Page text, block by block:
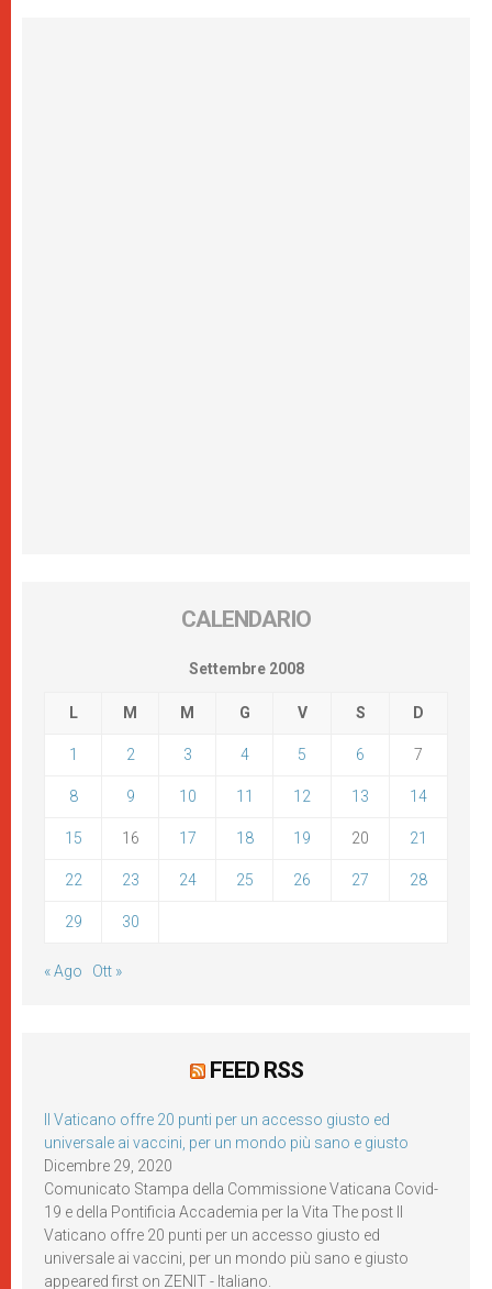
CALENDARIO
Settembre 2008
L M M G V S D
1 2 3 4 5 6 7
8 9 10 11 12 13 14
15 16 17 18 19 20 21
22 23 24 25 26 27 28
29 30
« Ago Ott »
FEED RSS
Il Vaticano offre 20 punti per un accesso giusto ed
universale ai vaccini, per un mondo più sano e giusto
Dicembre 29, 2020
Comunicato Stampa della Commissione Vaticana Covid-
19 e della Pontificia Accademia per la Vita The post Il
Vaticano offre 20 punti per un accesso giusto ed
universale ai vaccini, per un mondo più sano e giusto
appeared first on ZENIT - Italiano.